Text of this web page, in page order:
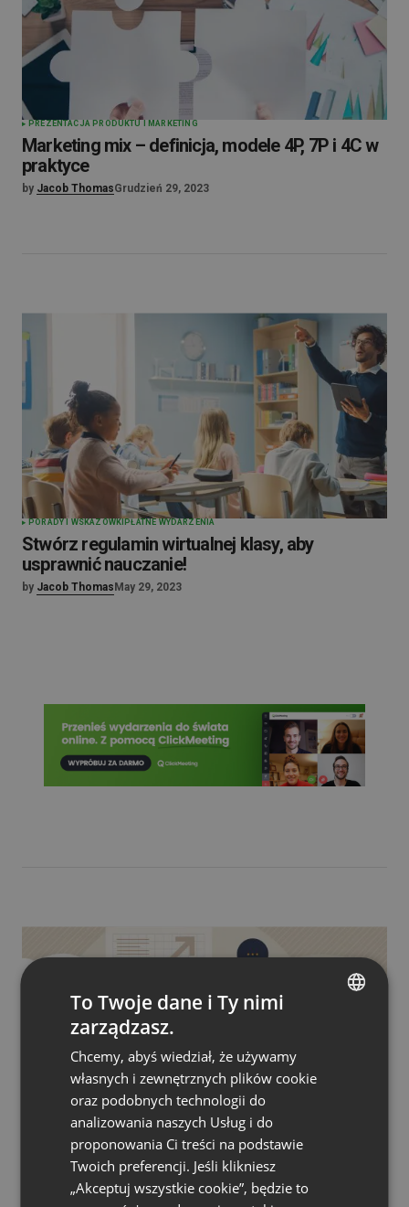
PREZENTACJA PRODUKTU I MARKETING
Marketing mix – definicja, modele 4P, 7P i 4C w
praktyce
by Jacob ThomasGrudzień 29, 2023
PORADY I WSKAZÓWKI PŁATNE WYDARZENIA
Stwórz regulamin wirtualnej klasy, aby
usprawnić nauczanie!
by Jacob Thomas May 29, 2023
Usprawnij onboarding klientów dzięki
webinarom!
Jacob Thomas Styczeń 19, 2023
FRENCH
RUSSIAN
SPANISH
To Twoje dane i Ty nimi
zarządzasz.
Chcemy, abyś wiedział, że używamy
własnych i zewnętrznych plików cookie
oraz podobnych technologii do
analizowania naszych Usług i do
proponowania Ci treści na podstawie
Twoich preferencji. Jeśli klikniesz
„Akceptuj wszystkie cookie”, będzie to